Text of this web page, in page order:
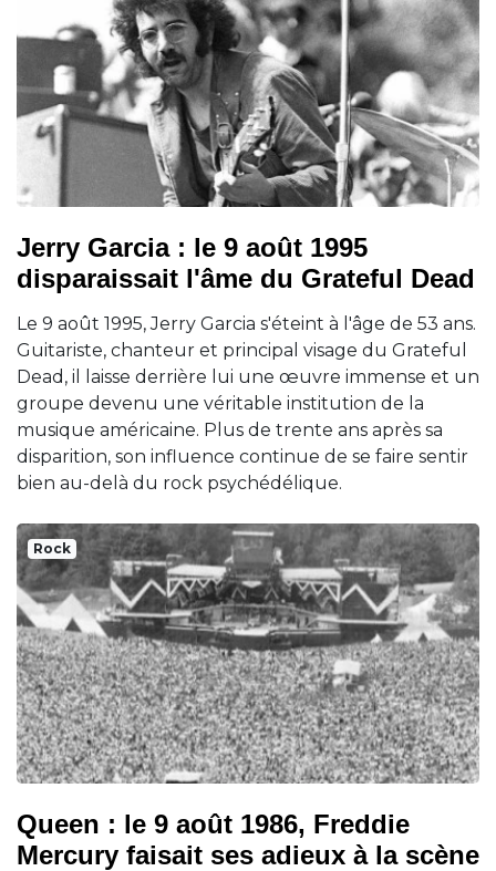
Jerry Garcia : le 9 août 1995
disparaissait l'âme du Grateful Dead
Le 9 août 1995, Jerry Garcia s'éteint à l'âge de 53 ans.
Guitariste, chanteur et principal visage du Grateful
Dead, il laisse derrière lui une œuvre immense et un
groupe devenu une véritable institution de la
musique américaine. Plus de trente ans après sa
disparition, son influence continue de se faire sentir
bien au-delà du rock psychédélique.
Rock
Queen : le 9 août 1986, Freddie
Mercury faisait ses adieux à la scène